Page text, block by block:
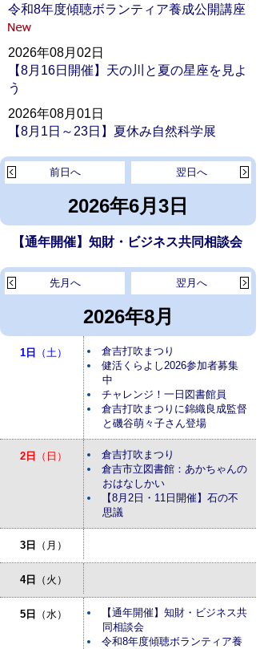
令和8年度傾聴ボランティア養成公開講座
2026年08月02日
【8月16日開催】天の川と夏の星座を見よ
う
2026年08月01日
【8月1日～23日】夏休み自然科学展
2026年6月3日
翌日へ
前日へ
【通年開催】知財・ビジネス共同相談会
2026年8月
翌月へ
先月へ
1日 （土）
倉吉打吹まつり
健活くらよし2026参加者募集
中
チャレンジ！一日図書館員
倉吉打吹まつりに錦織良成監督
と磯谷萌々子さん登場
2日 （日）
倉吉打吹まつり
倉吉市立図書館：あかちゃんの
おはなしかい
【8月2日・11日開催】石の不
思議
3日 （月）
4日 （火）
5日 （水）
【通年開催】知財・ビジネス共
同相談会
令和8年度傾聴ボランティア養